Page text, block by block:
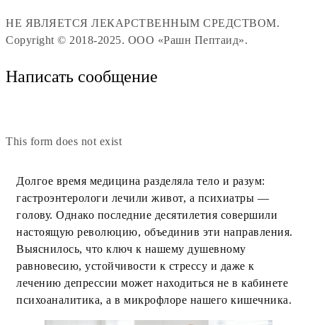
НЕ ЯВЛЯЕТСЯ ЛЕКАРСТВЕННЫМ СРЕДСТВОМ.
Copyright © 2018-2025. ООО «Рашн Пептаид».
Написать сообщение
This form does not exist
Долгое время медицина разделяла тело и разум:
гастроэнтерологи лечили живот, а психиатры —
голову. Однако последние десятилетия совершили
настоящую революцию, объединив эти направления.
Выяснилось, что ключ к нашему душевному
равновесию, устойчивости к стрессу и даже к
лечению депрессии может находиться не в кабинете
психоаналитика, а в микрофлоре нашего кишечника.